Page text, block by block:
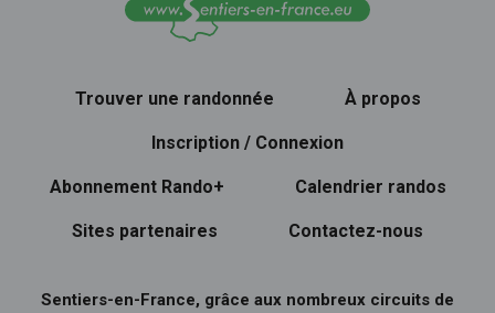
Trouver une randonnée À propos
Inscription / Connexion
Abonnement Rando+ Calendrier randos
Sites partenaires Contactez-nous
Sentiers-en-France, grâce aux nombreux circuits de